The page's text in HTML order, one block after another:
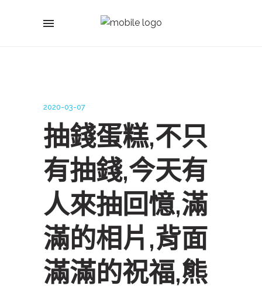
2020-03-07
抽錢蛋糕,不只
有抽錢,今天有
人來抽回憶,滿
滿的相片,背面
滿滿的祝福,熊